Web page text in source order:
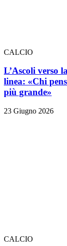
CALCIO
L’Ascoli verso
linea: «Chi
più grande»
23 Giugno 2026
CALCIO